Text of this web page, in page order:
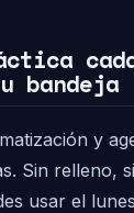
bandeja
y
Sin relleno,
usar el